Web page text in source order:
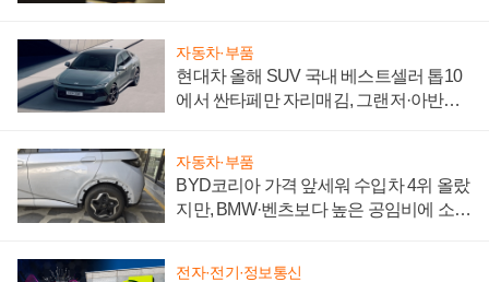
자동차·부품
현대차 올해 SUV 국내 베스트셀러 톱10
에서 싼타페만 자리매김, 그랜저·아반떼
자동차·부품
BYD코리아 가격 앞세워 수입차 4위 올랐
지만, BMW·벤츠보다 높은 공임비에 소비
전자·전기·정보통신